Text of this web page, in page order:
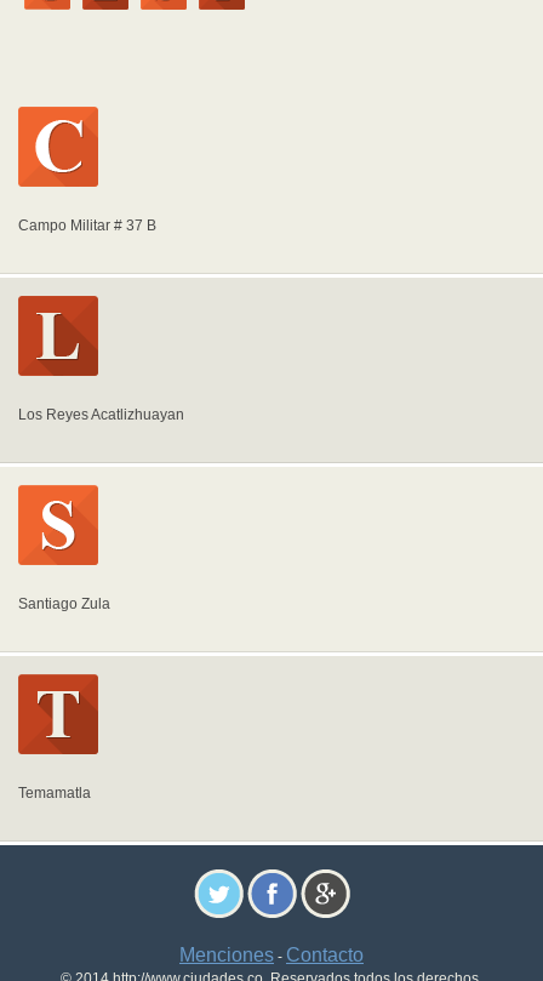
Campo Militar # 37 B
Los Reyes Acatlizhuayan
Santiago Zula
Temamatla
Menciones - Contacto